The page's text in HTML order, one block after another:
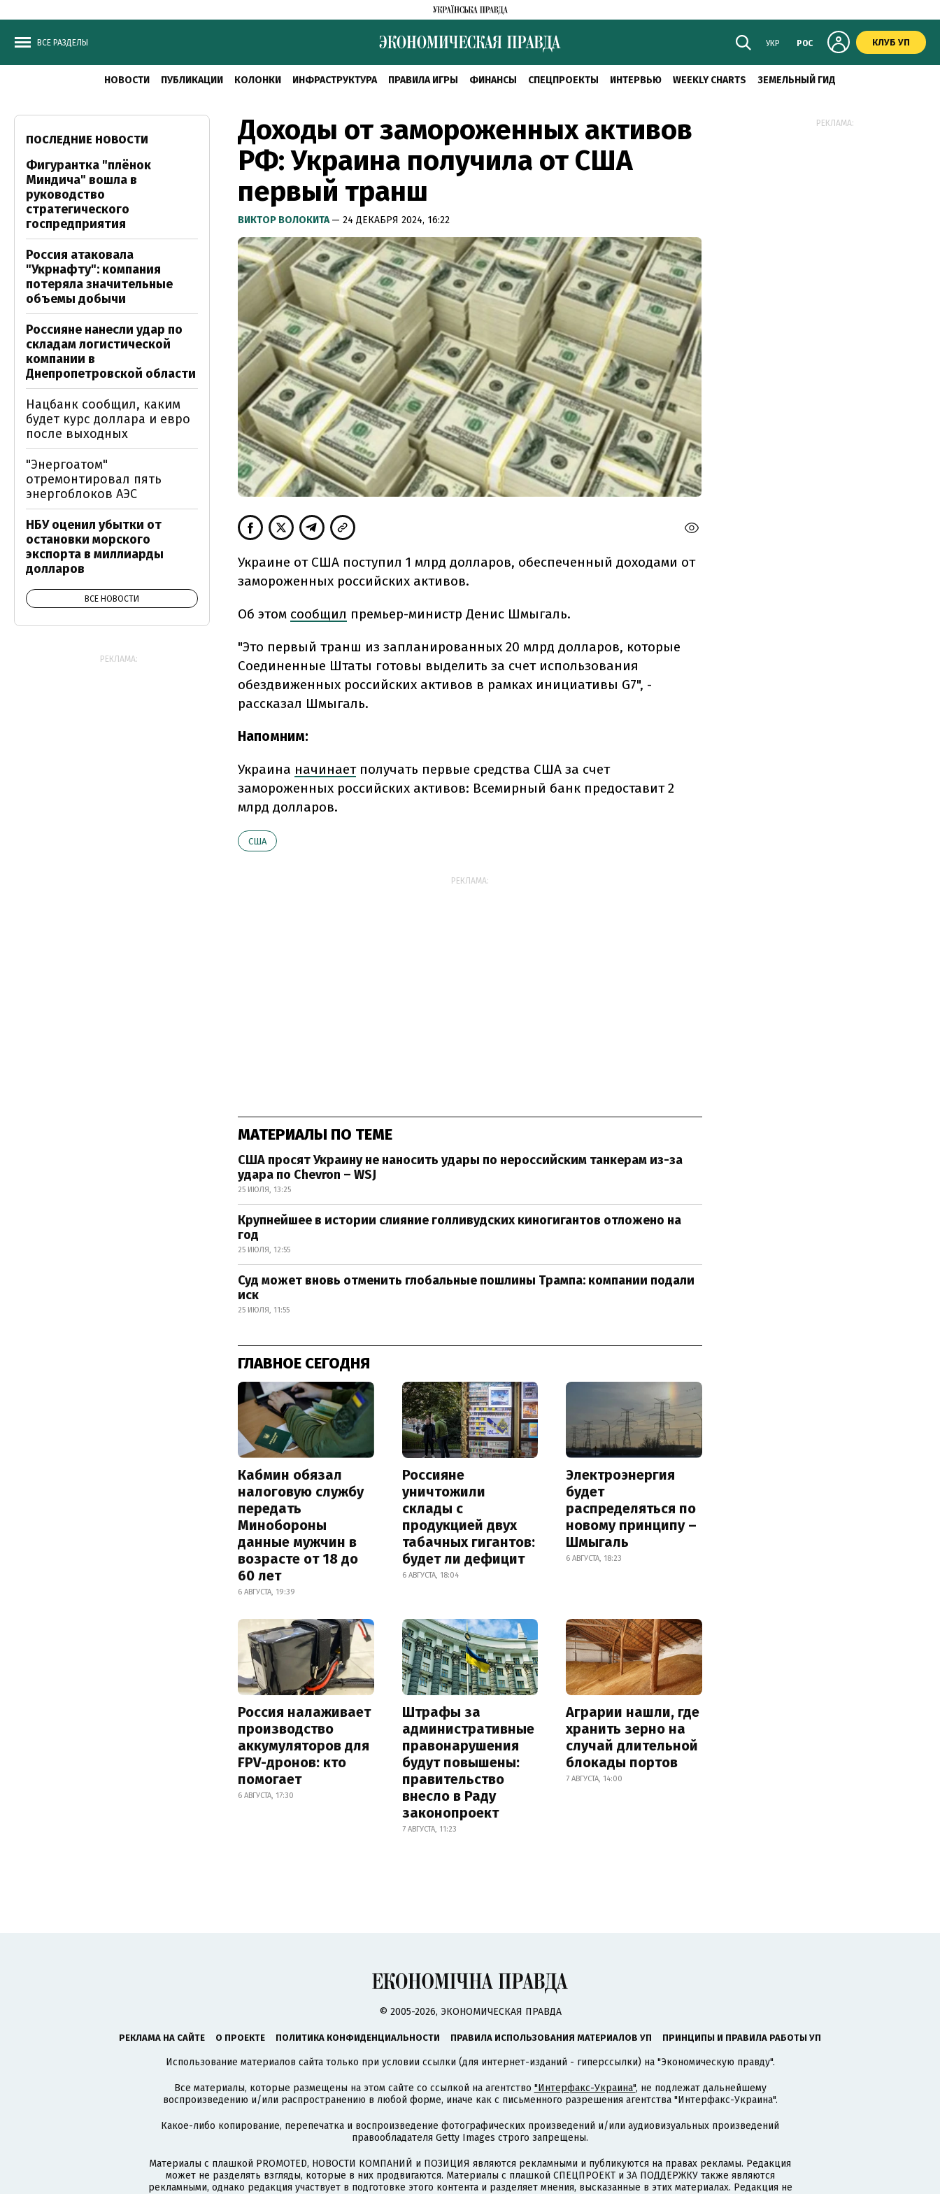
ВСЕ РАЗДЕЛЫ УКР РОС КЛУБ УП
НОВОСТИ ПУБЛИКАЦИИ КОЛОНКИ ИНФРАСТРУКТУРА ПРАВИЛА ИГРЫ ФИНАНСЫ СПЕЦПРОЕКТЫ ИНТЕРВЬЮ WEEKLY CHARTS ЗЕМЕЛЬНЫЙ ГИД
Доходы от замороженных активов
РФ: Украина получила от США
первый транш
ВИКТОР ВОЛОКИТА— 24 ДЕКАБРЯ 2024, 16:22
Украине от США поступил 1 млрд долларов, обеспеченный доходами от
замороженных российских активов.
Об этом сообщил премьер-министр Денис Шмыгаль.
"Это первый транш из запланированных 20 млрд долларов, которые
Соединенные Штаты готовы выделить за счет использования
обездвиженных российских активов в рамках инициативы G7", -
рассказал Шмыгаль.
Напомним:
Украина начинает получать первые средства США за счет
замороженных российских активов: Всемирный банк предоставит 2
млрд долларов.
США
РЕКЛАМА:
МАТЕРИАЛЫ ПО ТЕМЕ
США просят Украину не наносить удары по нероссийским танкерам из-за
удара по Chevron – WSJ
25 ИЮЛЯ, 13:25
Крупнейшее в истории слияние голливудских киногигантов отложено на
год
25 ИЮЛЯ, 12:55
Суд может вновь отменить глобальные пошлины Трампа: компании подали
иск
25 ИЮЛЯ, 11:55
ГЛАВНОЕ СЕГОДНЯ
Кабмин обязал
налоговую службу
передать
Минобороны
данные мужчин в
возрасте от 18 до
60 лет
6 АВГУСТА, 19:39
Россияне
уничтожили
склады с
продукцией двух
табачных гигантов:
будет ли дефицит
6 АВГУСТА, 18:04
Электроэнергия
будет
распределяться по
новому принципу –
Шмыгаль
6 АВГУСТА, 18:23
Россия налаживает
производство
аккумуляторов для
FPV-дронов: кто
помогает
6 АВГУСТА, 17:30
Штрафы за
административные
правонарушения
будут повышены:
правительство
внесло в Раду
законопроект
7 АВГУСТА, 11:23
Аграрии нашли, где
хранить зерно на
случай длительной
блокады портов
7 АВГУСТА, 14:00
ПОСЛЕДНИЕ НОВОСТИ
Фигурантка "плёнок
Миндича" вошла в
руководство
стратегического
госпредприятия
Россия атаковала
"Укрнафту": компания
потеряла значительные
объемы добычи
Россияне нанесли удар по
складам логистической
компании в
Днепропетровской области
Нацбанк сообщил, каким
будет курс доллара и евро
после выходных
"Энергоатом"
отремонтировал пять
энергоблоков АЭС
НБУ оценил убытки от
остановки морского
экспорта в миллиарды
долларов
ВСЕ НОВОСТИ
РЕКЛАМА:
РЕКЛАМА:
© 2005-2026, ЭКОНОМИЧЕСКАЯ ПРАВДА
РЕКЛАМА НА САЙТЕ О ПРОЕКТЕ ПОЛИТИКА КОНФИДЕНЦИАЛЬНОСТИ ПРАВИЛА ИСПОЛЬЗОВАНИЯ МАТЕРИАЛОВ УП ПРИНЦИПЫ И ПРАВИЛА РАБОТЫ УП
Использование материалов сайта только при условии ссылки (для интернет-изданий - гиперссылки) на "Экономическую правду".
Все материалы, которые размещены на этом сайте со ссылкой на агентство "Интерфакс-Украина", не подлежат дальнейшему
воспроизведению и/или распространению в любой форме, иначе как с письменного разрешения агентства "Интерфакс-Украина".
Какое-либо копирование, перепечатка и воспроизведение фотографических произведений и/или аудиовизуальных произведений
правообладателя Getty Images строго запрещены.
Материалы с плашкой PROMOTED, НОВОСТИ КОМПАНИЙ и ПОЗИЦИЯ являются рекламными и публикуются на правах рекламы. Редакция
может не разделять взгляды, которые в них продвигаются. Материалы с плашкой СПЕЦПРОЕКТ и ЗА ПОДДЕРЖКУ также являются
рекламными, однако редакция участвует в подготовке этого контента и разделяет мнения, высказанные в этих материалах. Редакция не